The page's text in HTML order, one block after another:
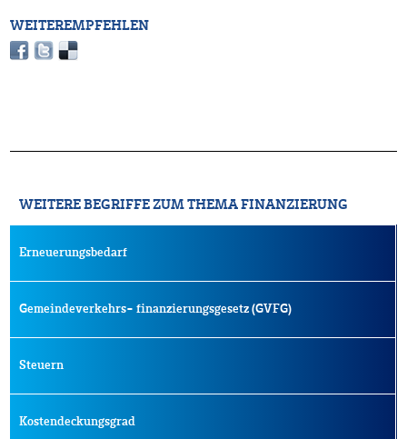
WEITEREMPFEHLEN
WEITERE BEGRIFFE ZUM THEMA FINANZIERUNG
Erneuerungsbedarf
Gemeindeverkehrs- finanzierungsgesetz (GVFG)
Steuern
Kostendeckungsgrad